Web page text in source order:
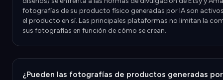
fotografías de su producto físico generadas por IA son
el producto en sí. Las principales plataformas no limitan la
sus fotografías en función de cómo se crean.
¿Pueden las fotografías de productos generadas